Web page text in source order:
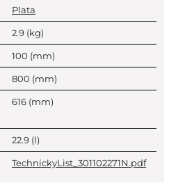
Plata
2.9 (kg)
100 (mm)
800 (mm)
616 (mm)
22.9 (l)
TechnickyList_301102271N.pdf